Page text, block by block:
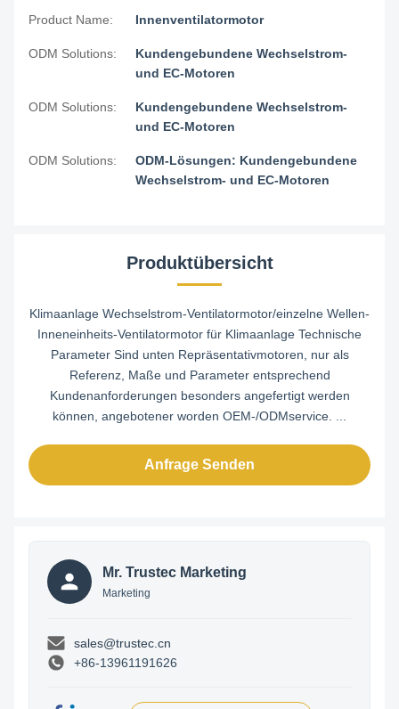
Product Name: Innenventilatormotor
ODM Solutions:
Kundengebundene Wechselstrom-
und EC-Motoren
ODM Solutions:
Kundengebundene Wechselstrom-
und EC-Motoren
ODM Solutions:
ODM-Lösungen: Kundengebundene
Wechselstrom- und EC-Motoren
Produktübersicht
Klimaanlage Wechselstrom-Ventilatormotor/einzelne Wellen-
Inneneinheits-Ventilatormotor für Klimaanlage Technische
Parameter Sind unten Repräsentativmotoren, nur als
Referenz, Maße und Parameter entsprechend
Kundenanforderungen besonders angefertigt werden
können, angebotener worden OEM-/ODMservice. ...
Anfrage Senden
Mr. Trustec Marketing
Marketing
sales@trustec.cn
+86-13961191626